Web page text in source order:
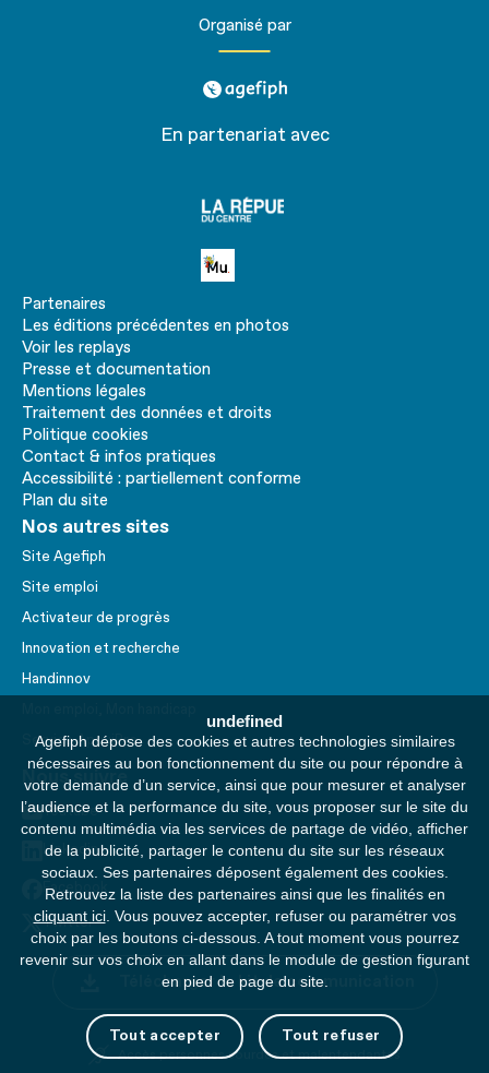
undefined
Agefiph dépose des cookies et autres technologies similaires
nécessaires au bon fonctionnement du site ou pour répondre à
votre demande d’un service, ainsi que pour mesurer et analyser
l’audience et la performance du site, vous proposer sur le site du
contenu multimédia via les services de partage de vidéo, afficher
de la publicité, partager le contenu du site sur les réseaux
sociaux. Ses partenaires déposent également des cookies.
Retrouvez la liste des partenaires ainsi que les finalités en
cliquant ici. Vous pouvez accepter, refuser ou paramétrer vos
choix par les boutons ci-dessous. A tout moment vous pourrez
revenir sur vos choix en allant dans le module de gestion figurant
en pied de page du site.
Tout accepter Tout refuser
Organisé par
agefiph
En partenariat avec
république
Petite MU
Partenaires
Les éditions précédentes en photos
Voir les replays
Presse et documentation
Mentions légales
Traitement des données et droits
Politique cookies
Contact & infos pratiques
Accessibilité : partiellement conforme
Plan du site
Nos autres sites
Site Agefiph
Site emploi
Activateur de progrès
Innovation et recherche
Handinnov
Service AppuiPro
Nous suivre
Youtube
Linkedin
Facebook
Twitter
Télécharger le kit de communication
Accès personnes sourdes et malentendantes